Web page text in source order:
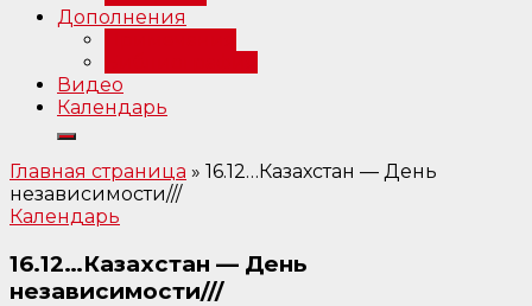
Дополнения
Видео
Календарь
Главная страница » 16.12…Казахстан — День
независимости///
Календарь
16.12…Казахстан — День
независимости///